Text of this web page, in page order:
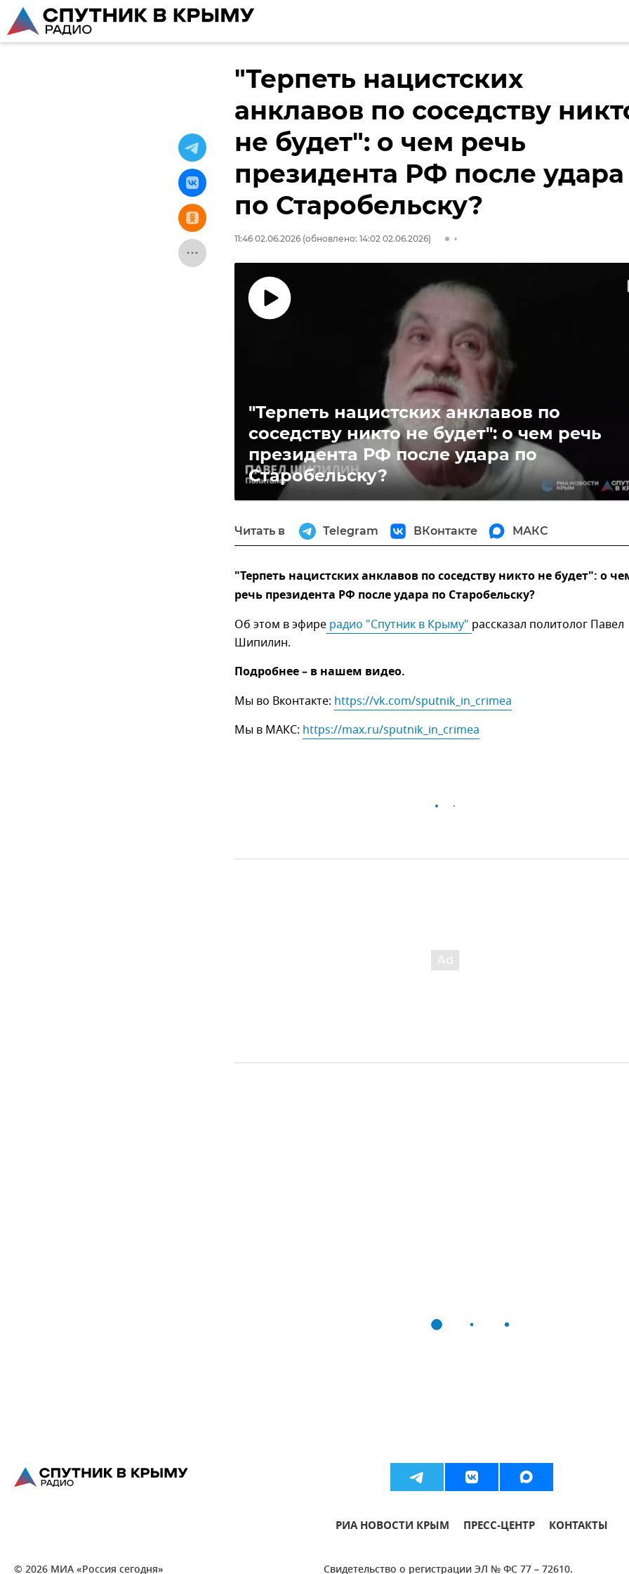
"Терпеть нацистских
анклавов по соседству
не будет": о чем речь
президента РФ после удара
по Старобельску?
11:46 02.06.2026 (обновлено: 14:02 02.06.2026)
"Терпеть нацистских анклавов по
соседству никто не будет": о чем речь
президента РФ после удара по
Старобельску?
Читать в Telegram ВКонтакте МАКС
"Терпеть нацистских анклавов по соседству никто не будет": о
речь президента РФ после удара по Старобельску?
Об этом в эфире радио "Спутник в Крыму" рассказал политолог Павел
Шипилин.
Подробнее – в нашем видео.
Мы во Вконтакте: https://vk.com/sputnik_in_crimea
Мы в МАКС: https://max.ru/sputnik_in_crimea
РИА НОВОСТИ КРЫМ ПРЕСС-ЦЕНТР КОНТАКТЫ
© 2026 МИА «Россия сегодня» Свидетельство о регистрации ЭЛ № ФС 77 – 72610.